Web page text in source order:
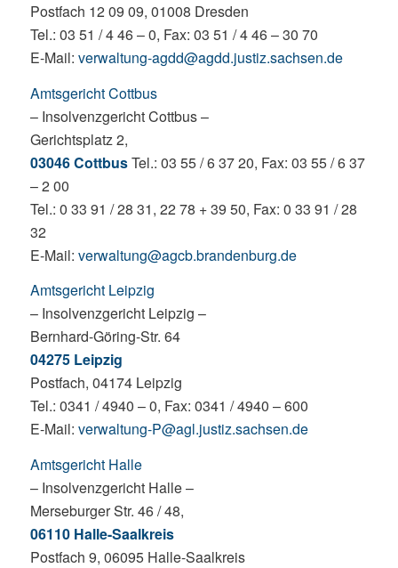
Postfach 12 09 09, 01008 Dresden
Tel.: 03 51 / 4 46 – 0, Fax: 03 51 / 4 46 – 30 70
E-Mail: verwaltung-agdd@agdd.justiz.sachsen.de
Amtsgericht Cottbus
– Insolvenzgericht Cottbus –
Gerichtsplatz 2,
03046 CottbusTel.: 03 55 / 6 37 20, Fax: 03 55 / 6 37
– 2 00
Tel.: 0 33 91 / 28 31, 22 78 + 39 50, Fax: 0 33 91 / 28
32
E-Mail: verwaltung@agcb.brandenburg.de
Amtsgericht Leipzig
– Insolvenzgericht Leipzig –
Bernhard-Göring-Str. 64
04275 Leipzig
Postfach, 04174 Leipzig
Tel.: 0341 / 4940 – 0, Fax: 0341 / 4940 – 600
E-Mail: verwaltung-P@agl.justiz.sachsen.de
Amtsgericht Halle
– Insolvenzgericht Halle –
Merseburger Str. 46 / 48,
06110 Halle-Saalkreis
Postfach 9, 06095 Halle-Saalkreis